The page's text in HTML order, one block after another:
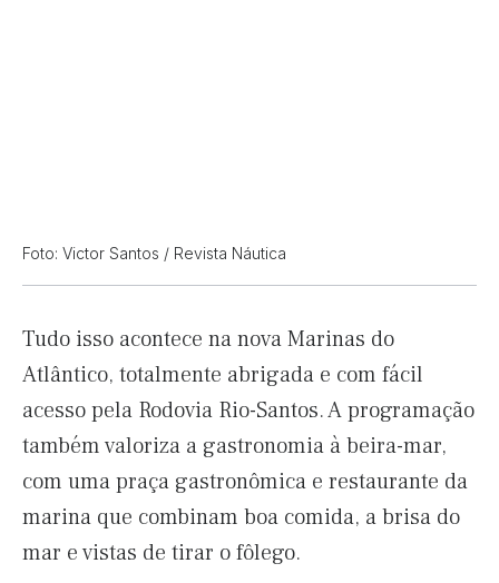
Foto: Victor Santos / Revista Náutica
Tudo isso acontece na nova Marinas do
Atlântico, totalmente abrigada e com fácil
acesso pela Rodovia Rio-Santos. A programação
também valoriza a gastronomia à beira-mar,
com uma praça gastronômica e restaurante da
marina que combinam boa comida, a brisa do
mar e vistas de tirar o fôlego.